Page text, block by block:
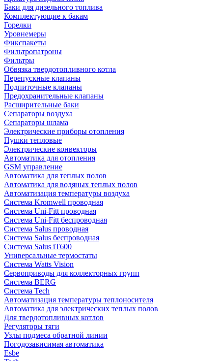
Баки для дизельного топлива
Комплектующие к бакам
Горелки
Уровнемеры
Фикспакеты
Фильтропатроны
Фильтры
Обвязка твердотопливного котла
Перепускные клапаны
Подпиточные клапаны
Предохранительные клапаны
Расширительные баки
Сепараторы воздуха
Сепараторы шлама
Электрические приборы отопления
Пушки тепловые
Электрические конвекторы
Автоматика для отопления
GSM управление
Автоматика для теплых полов
Автоматика для водяных теплых полов
Автоматизация температуры воздуха
Система Kromwell проводная
Система Uni-Fitt проводная
Система Uni-Fitt беспроводная
Система Salus проводная
Система Salus беспроводная
Система Salus iT600
Универсальные термостаты
Система Watts Vision
Сервоприводы для коллекторных групп
Система BERG
Система Tech
Автоматизация температуры теплоносителя
Автоматика для электрических теплых полов
Для твердотопливных котлов
Регуляторы тяги
Узлы подмеса обратной линии
Погодозависимая автоматика
Esbe